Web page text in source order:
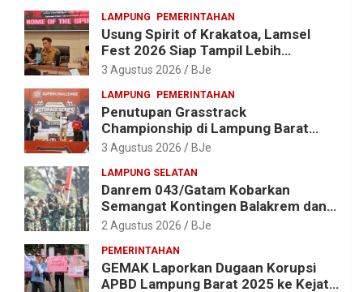
LAMPUNG PEMERINTAHAN
Usung Spirit of Krakatoa, Lamsel
Fest 2026 Siap Tampil Lebih
Spektakuler dengan Empat Event
3 Agustus 2026 BJe
LAMPUNG PEMERINTAHAN
Penutupan Grasstrack
Championship di Lampung Barat
Meriah, Dihadiri Ribuan Penonton; Ini
3 Agustus 2026 BJe
LAMPUNG SELATAN
Danrem 043/Gatam Kobarkan
Semangat Kontingen Balakrem dan
Yonif 143/TWEJ di Pembukaan
XXI/Radin Inten
2 Agustus 2026 BJe
PEMERINTAHAN
GEMAK Laporkan Dugaan Korupsi
APBD Lampung Barat 2025 ke Kejati